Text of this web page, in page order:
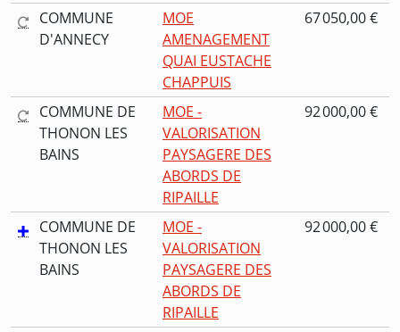
COMMUNE
D'ANNECY
MOE
AMENAGEMENT
QUAI EUSTACHE
CHAPPUIS
67 050,00 €
COMMUNE DE
THONON LES
BAINS
MOE -
VALORISATION
PAYSAGERE DES
ABORDS DE
RIPAILLE
92 000,00 €
COMMUNE DE
THONON LES
BAINS
MOE -
VALORISATION
PAYSAGERE DES
ABORDS DE
RIPAILLE
92 000,00 €